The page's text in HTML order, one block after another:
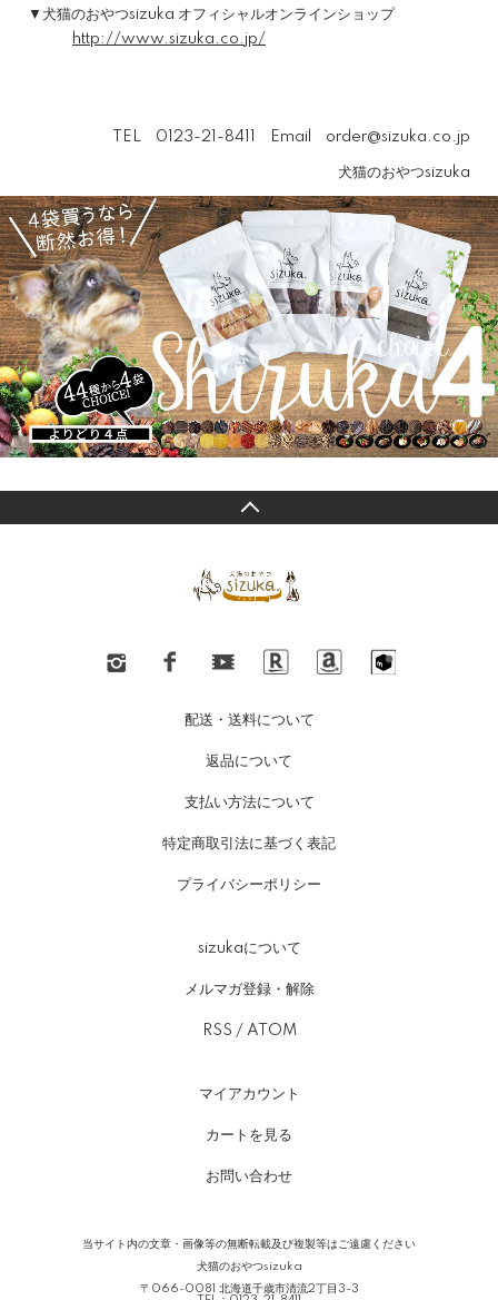
▼犬猫のおやつsizuka オフィシャルオンラインショップ
http://www.sizuka.co.jp/
TEL 0123-21-8411 Email order@sizuka.co.jp
犬猫のおやつsizuka
配送・送料について
返品について
支払い方法について
特定商取引法に基づく表記
プライバシーポリシー
sizukaについて
メルマガ登録・解除
RSS / ATOM
マイアカウント
カートを見る
お問い合わせ
当サイト内の文章・画像等の無断転載及び複製等はご遠慮ください
犬猫のおやつsizuka
〒066-0081 北海道千歳市清流2丁目3-3